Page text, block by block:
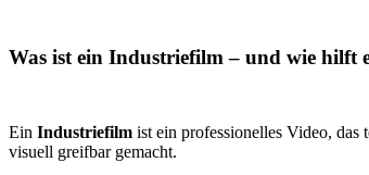
Was ist ein Industriefilm – und wie hilft
Ein Industriefilm ist ein professionelles Video,
visuell greifbar gemacht.